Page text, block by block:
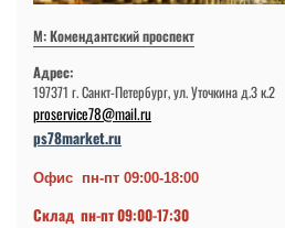
М: Комендантский проспект
Адрес:
197371 г. Санкт-Петербург, ул. Уточкина д.3 к.2
proservice78@mail.ru
ps78market.ru
Офис пн-пт 09:00-18:00
Склад пн-пт 09:00-17:30